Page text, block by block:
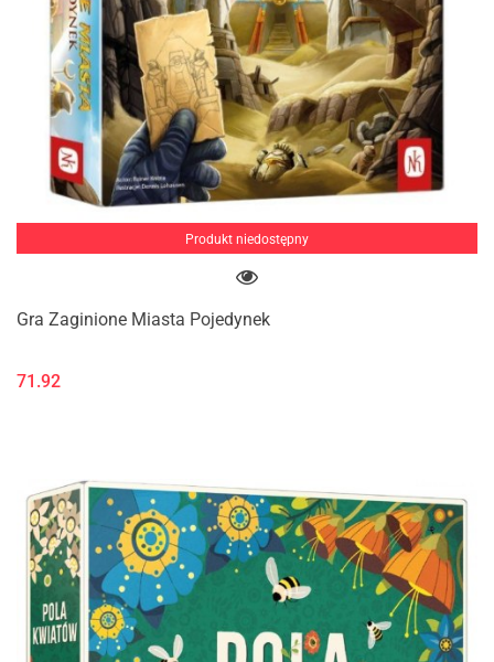
Produkt niedostępny
Gra Zaginione Miasta Pojedynek
71.92